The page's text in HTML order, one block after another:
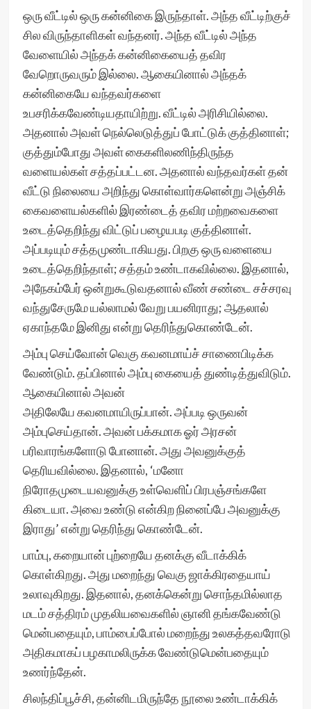
ஒரு வீட்டில் ஒரு கன்னிகை இருந்தாள். அந்த வீட்டிற்குச்
சில விருந்தாளிகள் வந்தனர். அந்த வீட்டில் அந்த
வேளையில் அந்தக் கன்னிகையைத் தவிர
வேறொருவரும் இல்லை. ஆகையினால் அந்தக்
கன்னிகையே வந்தவர்களை
உபசரிக்கவேண்டியதாயிற்று. வீட்டில் அரிசியில்லை.
அதனால் அவள் நெல்லெடுத்துப் போட்டுக் குத்தினாள்;
குத்தும்போது அவள் கைகளிலணிந்திருந்த
வளையல்கள் சத்தப்பட்டன. அதனால் வந்தவர்கள் தன்
வீட்டு நிலையை அறிந்து கொள்வார்களென்று அஞ்சிக்
கைவளையல்களில் இரண்டைத் தவிர மற்றவைகளை
உடைத்தெறிந்து விட்டுப் பழையபடி குத்தினாள்.
அப்படியும் சத்தமுண்டாகியது. பிறகு ஒரு வளையை
உடைத்தெறிந்தாள்; சத்தம் உண்டாகவில்லை. இதனால்,
அநேகம்பேர் ஒன்றுகூடுவதனால் வீண் சண்டை சச்சரவு
வந்துசேருமே யல்லாமல் வேறு பயனிராது; ஆதலால்
ஏகாந்தமே இனிது என்று தெரிந்துகொண்டேன்.
அம்பு செய்வோன் வெகு கவனமாய்ச் சாணைபிடிக்க
வேண்டும். தப்பினால் அம்பு கையைத் துண்டித்துவிடும்.
ஆகையினால் அவன்
அதிலேயே கவனமாயிருப்பான். அப்படி ஒருவன்
அம்புசெய்தான். அவன் பக்கமாக ஓர் அரசன்
பரிவாரங்களோடு போனான். அது அவனுக்குத்
தெரியவில்லை. இதனால், ‘மனோ
நிரோதமுடையவனுக்கு உள்வெளிப் பிரபஞ்சங்களே
கிடையா. அவை உண்டு என்கிற நினைப்பே அவனுக்கு
இராது’ என்று தெரிந்து கொண்டேன்.
பாம்பு, கறையான் புற்றையே தனக்கு வீடாக்கிக்
கொள்கிறது. அது மறைந்து வெகு ஜாக்கிரதையாய்
உலாவுகிறது. இதனால், தனக்கென்று சொந்தமில்லாத
மடம் சத்திரம் முதலியவைகளில் ஞானி தங்கவேண்டு
மென்பதையும், பாம்பைப்போல் மறைந்து உலகத்தவரோடு
அதிகமாகப் பழகாமலிருக்க வேண்டுமென்பதையும்
உணர்ந்தேன்.
சிலந்திப்பூச்சி, தன்னிடமிருந்தே நூலை உண்டாக்கிக்